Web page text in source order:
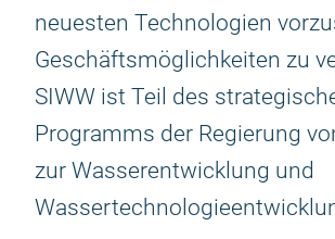
neuesten Technologien
Geschäftsmöglichkeiten zu
SIWW ist Teil des
Programms der Regierung
zur Wasserentwicklung und